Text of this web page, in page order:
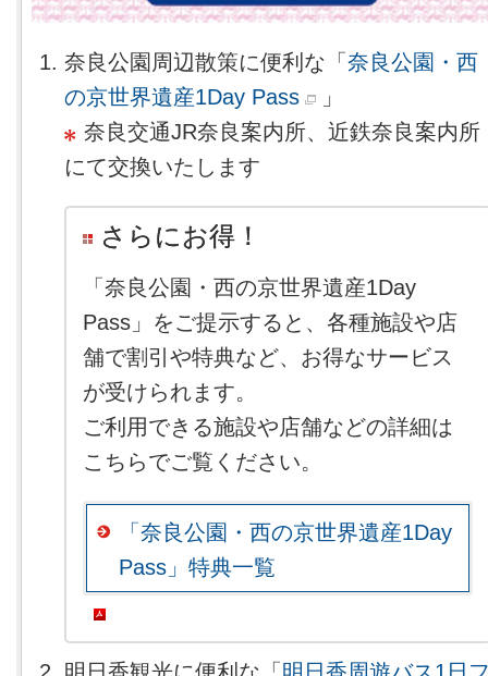
奈良公園周辺散策に便利な「 奈良公園・西
の京世界遺産1Day Pass
」
奈良交通JR奈良案内所、近鉄奈良案内所
にて交換いたします
さらにお得！
「奈良公園・西の京世界遺産1Day
Pass」をご提示すると、各種施設や店
舗で割引や特典など、お得なサービス
が受けられます。
ご利用できる施設や店舗などの詳細は
こちらでご覧ください。
「奈良公園・西の京世界遺産1Day
Pass」特典一覧